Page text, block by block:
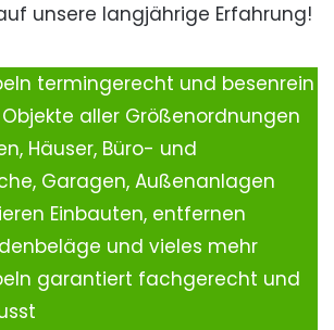
unsere langjährige Erfahrung!
termingerecht und besenrein
aller Größenordnungen
Häuser, Büro- und
Garagen, Außenanlagen
Einbauten, entfernen
und vieles mehr
garantiert fachgerecht und